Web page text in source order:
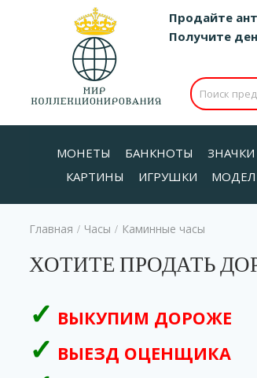
Продайте
Получите
МОНЕТЫ БАНКНОТЫ ЗНАЧКИ
КАРТИНЫ
ИГРУШКИ
Главная / Часы / Каминные часы
ХОТИТЕ ПРОДАТЬ
ВЫКУПИМ ДОРОЖЕ
ВЫЕЗД ОЦЕНЩИКА